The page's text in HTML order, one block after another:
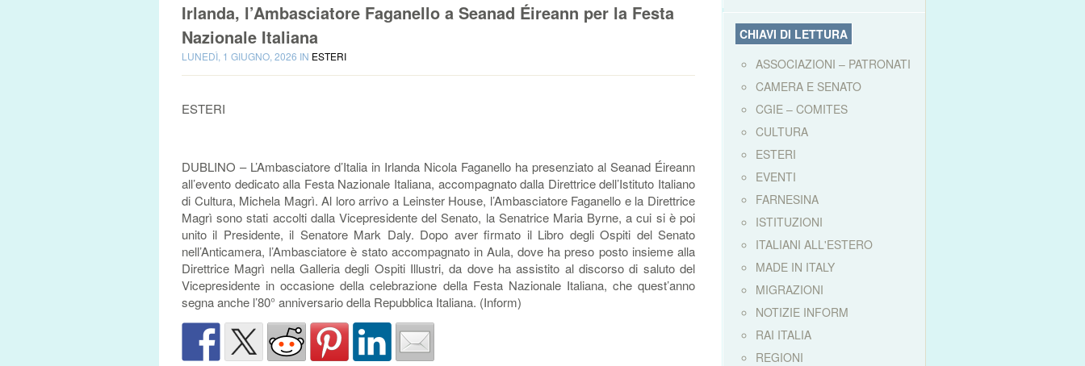
Irlanda, l’Ambasciatore Faganello a Seanad Éireann per la Festa
Nazionale Italiana
LUNEDÌ, 1 GIUGNO, 2026 IN ESTERI
ESTERI
DUBLINO – L’Ambasciatore d’Italia in Irlanda Nicola Faganello ha presenziato al Seanad Éireann
all’evento dedicato alla Festa Nazionale Italiana, accompagnato dalla Direttrice dell’Istituto Italiano
di Cultura, Michela Magrì. Al loro arrivo a Leinster House, l’Ambasciatore Faganello e la Direttrice
Magrì sono stati accolti dalla Vicepresidente del Senato, la Senatrice Maria Byrne, a cui si è poi
unito il Presidente, il Senatore Mark Daly. Dopo aver firmato il Libro degli Ospiti del Senato
nell’Anticamera, l’Ambasciatore è stato accompagnato in Aula, dove ha preso posto insieme alla
Direttrice Magrì nella Galleria degli Ospiti Illustri, da dove ha assistito al discorso di saluto del
Vicepresidente in occasione della celebrazione della Festa Nazionale Italiana, che quest’anno
segna anche l’80° anniversario della Repubblica Italiana. (Inform)
CHIAVI DI LETTURA
ASSOCIAZIONI – PATRONATI
CAMERA E SENATO
CGIE – COMITES
CULTURA
ESTERI
EVENTI
FARNESINA
ISTITUZIONI
ITALIANI ALL'ESTERO
MADE IN ITALY
MIGRAZIONI
NOTIZIE INFORM
RAI ITALIA
REGIONI